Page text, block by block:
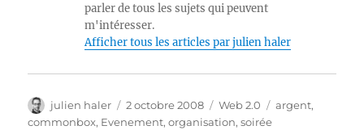
parler de tous les sujets qui peuvent
m'intéresser.
Afficher tous les articles par julien haler
Auteur
julien haler
Publié
le
2 octobre 2008 Catégories
Web 2.0 Étiquettes
argent,
commonbox, Evenement,organisation,soirée